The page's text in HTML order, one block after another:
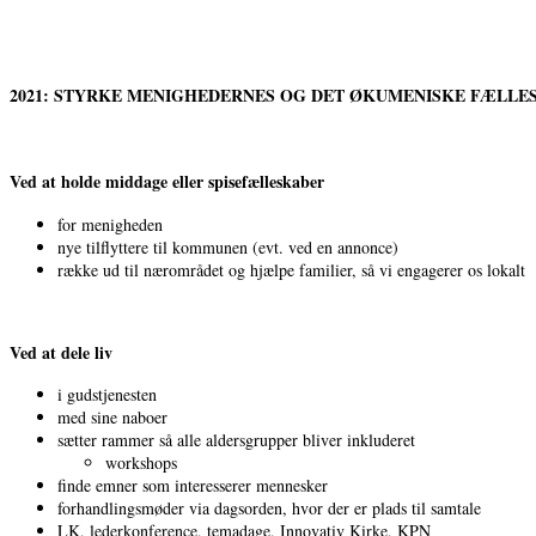
2021: STYRKE MENIGHEDERNES OG DET ØKUMENISKE
Ved at holde middage eller spisefælleskaber
for menigheden
nye tilflyttere til kommunen (evt. ved en annonce)
række ud til nærområdet og hjælpe familier, så vi engagerer os lokalt
Ved at dele liv
i gudstjenesten
med sine naboer
sætter rammer så alle aldersgrupper bliver inkluderet
workshops
finde emner som interesserer mennesker
forhandlingsmøder via dagsorden, hvor der er plads til samtale
LK, lederkonference, temadage, Innovativ Kirke, KPN